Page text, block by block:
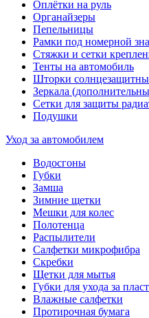
Оплётки на руль
Органайзеры
Пепельницы
Рамки под номерной
Стяжки и сетки
Тенты на автомобиль
Шторки
Зеркала
Сетки для защиты
Подушки
Уход за автомобилем
Водосгоны
Губки
Замша
Зимние щетки
Мешки для колес
Полотенца
Распылители
Салфетки микрофибра
Скребки
Щетки для мытья
Губки для ухода за
Влажные салфетки
Протирочная бумага